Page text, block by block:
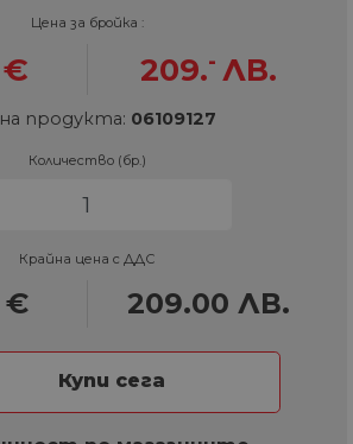
Цена за бройка :
€ 209.- ЛВ.
продукта: 06109127
Количество (бр.)
Крайна цена с ДДС
€ 209.00 ЛВ.
Купи сега